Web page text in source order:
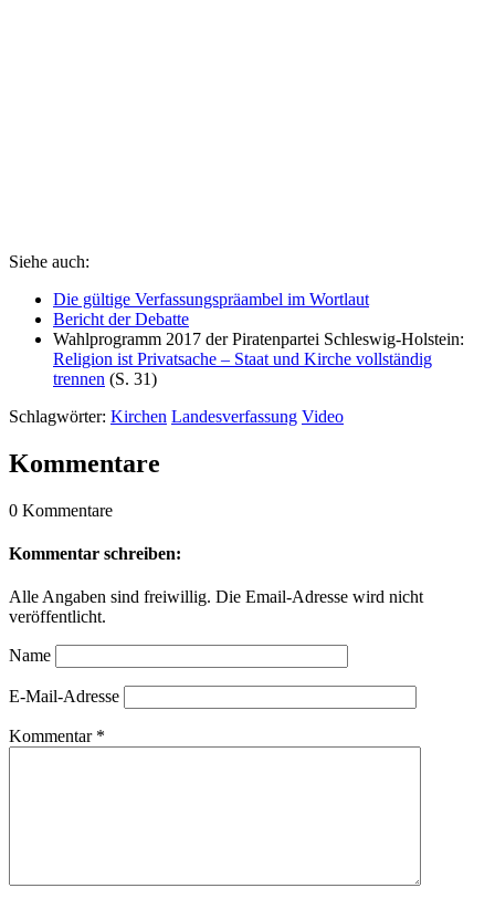
Siehe auch:
Die gültige Verfassungspräambel im Wortlaut
Bericht der Debatte
Wahlprogramm 2017 der Piratenpartei Schleswig-Holstein:
Religion ist Privatsache – Staat und Kirche vollständig
trennen (S. 31)
Schlagwörter: Kirchen Landesverfassung Video
Kommentare
0 Kommentare
Kommentar schreiben:
Alle Angaben sind freiwillig. Die Email-Adresse wird nicht
veröffentlicht.
Name
E-Mail-Adresse
Kommentar *